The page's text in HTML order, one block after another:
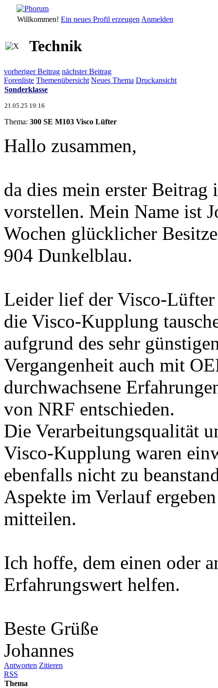
Willkommen! Ein neues Profil erzeugen Anmelden
Technik
vorheriger Beitrag nächster Beitrag
Forenliste Themenübersicht Neues Thema Druckansicht
Sonderklasse
21.05.25 19:16
Thema: 300 SE M103 Visco Lüfter
Hallo zusammen,
da dies mein erster
vorstellen. Mein Name ist
Wochen glücklicher
904 Dunkelblau.
Leider lief der Visco-Lüfter
die Visco-Kupplung
aufgrund des sehr
Vergangenheit auch mit
durchwachsene
von NRF entschieden.
Die Verarbeitungsqualität
Visco-Kupplung waren
ebenfalls nicht zu
Aspekte im Verlauf
mitteilen.
Ich hoffe, dem einen oder
Erfahrungswert helfen.
Beste Grüße
Johannes
Antworten Zitieren
RSS
Thema